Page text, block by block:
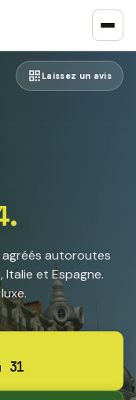
Laissez un avis
autoroutes
Italie et Espagne.
31